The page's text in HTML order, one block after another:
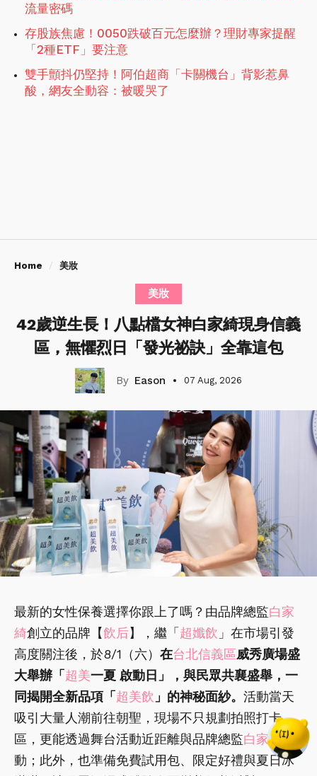
流量密碼
存股族焦慮！0050跌破百元怎麼辦？理財專家提醒
「2種ETF」要注意
雙手顫抖仍堅持！阿伯超商「卡關機台」背影惹鼻
酸，網友全動容：被暖哭了
Home 美妝
美妝
42歲逆生長！八點檔女神白家綺現身信義
區，無懼烈日「發光祕訣」全靠這包
Eason 07 Aug, 2026
最新的女性保養選擇你跟上了嗎？由品牌總監白家
綺創立的品牌【飲后】，繼「 超孅飲 」在市場引發
高度關注後，於8/1（六） 在台北信義區威秀廣場盛
大舉辦「 超美一夏 啟動日」，與民眾共襄盛舉，一
同揭開全新品項「 超美飲 」的神秘面紗。 活動當天
吸引大量人潮前往朝聖，現場不只規劃拍照打卡
區，更能透過舞台活動近距離與品牌總監白家綺互
動；此外，也準備免費試用包、限定好禮與夏日冰